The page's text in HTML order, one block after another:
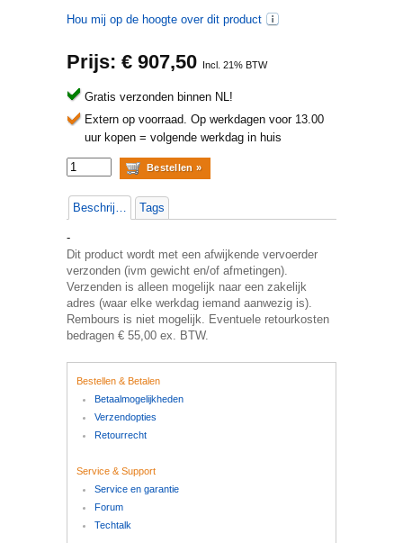
Hou mij op de hoogte over dit product
Prijs: € 907,50 Incl. 21% BTW
Gratis verzonden binnen NL!
Extern op voorraad. Op werkdagen voor 13.00
uur kopen = volgende werkdag in huis
Beschrijving Tags
-
Dit product wordt met een afwijkende vervoerder
verzonden (ivm gewicht en/of afmetingen).
Verzenden is alleen mogelijk naar een zakelijk
adres (waar elke werkdag iemand aanwezig is).
Rembours is niet mogelijk. Eventuele retourkosten
bedragen € 55,00 ex. BTW.
Bestellen & Betalen
Betaalmogelijkheden
Verzendopties
Retourrecht
Service & Support
Service en garantie
Forum
Techtalk